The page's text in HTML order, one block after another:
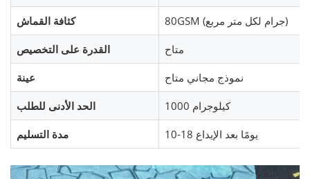
كثافة القماش 80GSM (جرام لكل متر مربع)
القدرة على التخصيص متاح
عينة نموذج مجاني متاح
الحد الأدنى للطلب 1000 كيلوجرام
مدة التسليم 10-18 يومًا بعد الإيداع